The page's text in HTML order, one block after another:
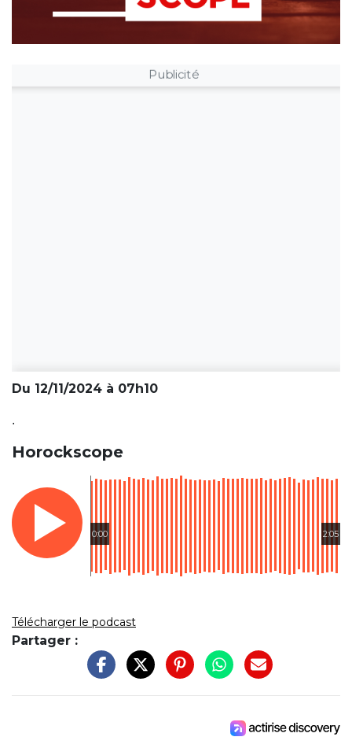
Publicité
Du 12/11/2024 à 07h10
.
Horockscope
0:00 2:05
Télécharger le podcast
Partager :